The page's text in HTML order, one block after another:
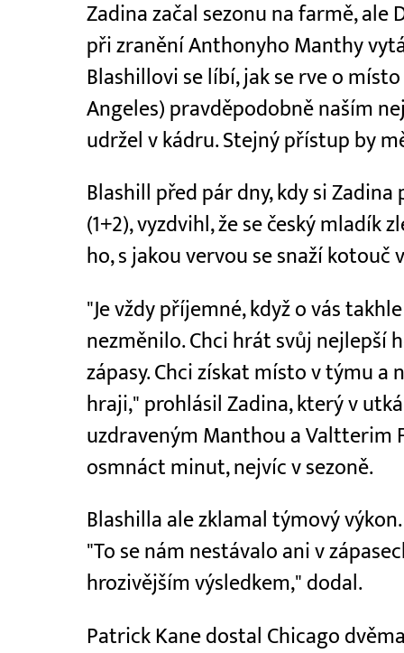
Zadina začal sezonu na farmě,
při zranění Anthonyho Manthy
Blashillovi se líbí, jak se rve o
Angeles) pravděpodobně naším
udržel v kádru. Stejný přístup by
Blashill před pár dny, kdy si
(1+2), vyzdvihl, že se český mladík
ho, s jakou vervou se snaží kotouč
"Je vždy příjemné, když o vás
nezměnilo. Chci hrát svůj nejlepší
zápasy. Chci získat místo v týmu
hraji," prohlásil Zadina, který v
uzdraveným Manthou a Valtterim
osmnáct minut, nejvíc v sezoně.
Blashilla ale zklamal týmový
"To se nám nestávalo ani v
hrozivějším výsledkem," dodal.
Patrick Kane dostal Chicago